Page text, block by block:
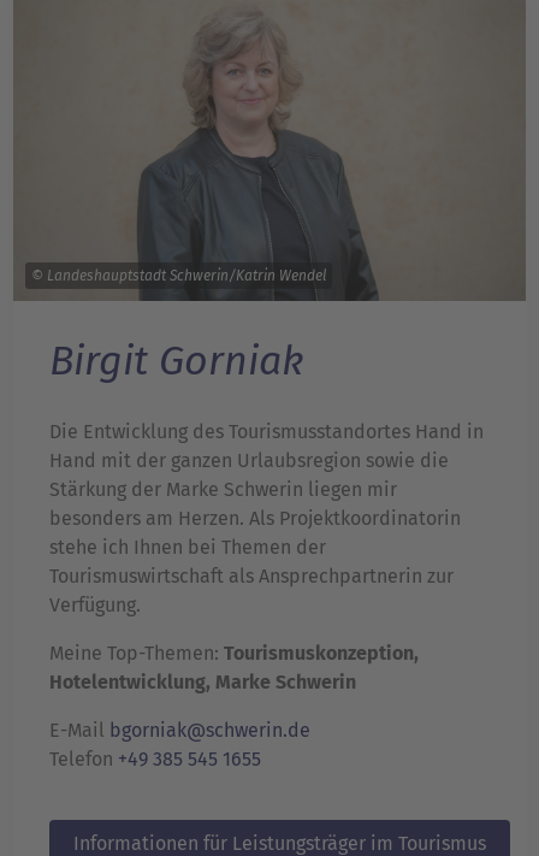
© Landeshauptstadt Schwerin/Katrin Wendel
Birgit Gorniak
Die Entwicklung des Tourismusstandortes Hand in
Hand mit der ganzen Urlaubsregion sowie die
Stärkung der Marke Schwerin liegen mir
besonders am Herzen. Als Projektkoordinatorin
stehe ich Ihnen bei Themen der
Tourismuswirtschaft als Ansprechpartnerin zur
Verfügung.
Meine Top-Themen: Tourismuskonzeption,
Hotelentwicklung, Marke Schwerin
E-Mail bgorniak@schwerin.de
Telefon +49 385 545 1655
Informationen für Leistungsträger im Tourismus